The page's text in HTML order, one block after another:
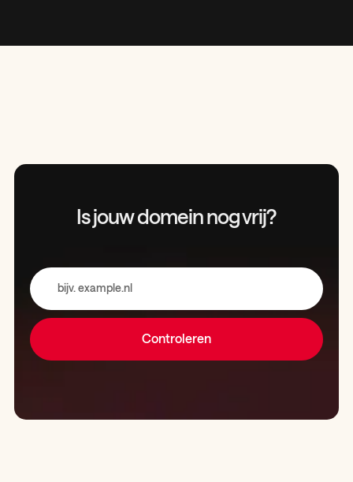
Is jouw domeinnog vrij?